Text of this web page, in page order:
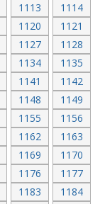
1113
1114
1120
1121
1127
1128
1134
1135
1141
1142
1148
1149
1155
1156
1162
1163
1169
1170
1176
1177
1183
1184